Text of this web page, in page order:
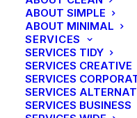
ABOUT SIMPLE
ABOUT MINIMAL
SERVICES
SERVICES TIDY
SERVICES CREATIVE
SERVICES
SERVICES
SERVICES BUSINESS
woonachtig en
Hoensbroek;
generaties in
Generaties die